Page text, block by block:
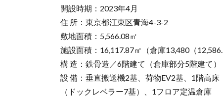
開設時期：2023年4月
住 所：東京都江東区青海4-3-2
敷地面積：5,566.08㎡
施設面積：16,117.87㎡（倉庫13,480（
構 造：鉄骨造／6階建て（倉庫部分5階建て）
設 備：垂直搬送機2基、荷物EV2基、1階高床
（ドックレベラー7基）、1フロア定温倉庫